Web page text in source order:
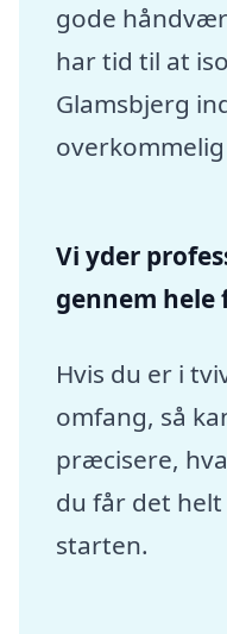
gode
har tid til at
Glamsbjerg
Vi yder
gennem hele
Hvis du er i
omfang, så
præcisere,
du får det
starten.